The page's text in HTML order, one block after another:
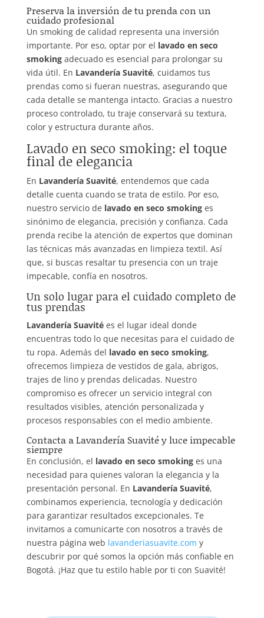
Preserva la inversión de tu prenda con un
cuidado profesional
Un smoking de calidad representa una inversión
importante. Por eso, optar por el lavado en seco
smokingadecuado es esencial para prolongar su
vida útil. En Lavandería Suavité, cuidamos tus
prendas como si fueran nuestras, asegurando que
cada detalle se mantenga intacto. Gracias a nuestro
proceso controlado, tu traje conservará su textura,
color y estructura durante años.
Lavado en seco smoking: el toque
final de elegancia
En Lavandería Suavité, entendemos que cada
detalle cuenta cuando se trata de estilo. Por eso,
nuestro servicio de lavado en seco smokinges
sinónimo de elegancia, precisión y confianza. Cada
prenda recibe la atención de expertos que dominan
las técnicas más avanzadas en limpieza textil. Así
que, si buscas resaltar tu presencia con un traje
impecable, confía en nosotros.
Un solo lugar para el cuidado completo de
tus prendas
Lavandería Suavitées el lugar ideal donde
encuentras todo lo que necesitas para el cuidado de
tu ropa. Además del lavado en seco smoking,
ofrecemos limpieza de vestidos de gala, abrigos,
trajes de lino y prendas delicadas. Nuestro
compromiso es ofrecer un servicio integral con
resultados visibles, atención personalizada y
procesos responsables con el medio ambiente.
Contacta a Lavandería Suavité y luce impecable
siempre
En conclusión, el lavado en seco smokinges una
necesidad para quienes valoran la elegancia y la
presentación personal. En Lavandería Suavité,
combinamos experiencia, tecnología y dedicación
para garantizar resultados excepcionales. Te
invitamos a comunicarte con nosotros a través de
nuestra página web lavanderiasuavite.com y
descubrir por qué somos la opción más confiable en
Bogotá. ¡Haz que tu estilo hable por ti con Suavité!